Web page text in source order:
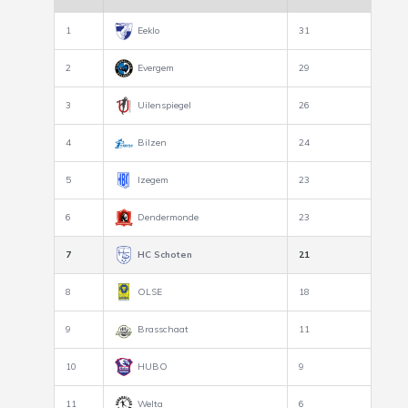
1 Eeklo 31
2 Evergem 29
3 Uilenspiegel 26
4 Bilzen 24
5 Izegem 23
6 Dendermonde 23
7 HC Schoten 21
8 OLSE 18
9 Brasschaat 11
10 HUBO 9
11 Welta 6